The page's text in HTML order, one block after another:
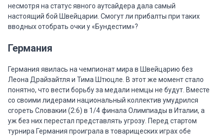
несмотря на статус явного аутсайдера дала самый
настоящий бой Швейцарии. Смогут ли прибалты при таких
вводных отобрать очки у «Бундестим»?
Германия
Германия явилась на чемпионат мира в Швейцарию без
Леона Драйзайтля и Тима Штюцле. В этот же момент стало
понятно, что вести борьбу за медали немцы не будут. Вместе
со своими лидерами национальный коллектив умудрился
сгореть Словакии (2:6) в 1/4 финала Олимпиады в Италии, а
уж без них перестал представлять угрозу. Перед стартом
турнира Германия проиграла в товарищеских играх обе